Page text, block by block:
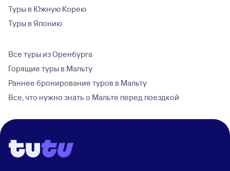
Туры в Южную Корею
Туры в Японию
Все туры из Оренбурга
Горящие туры в Мальту
Раннее бронирование туров в Мальту
Все, что нужно знать о Мальте перед поездкой